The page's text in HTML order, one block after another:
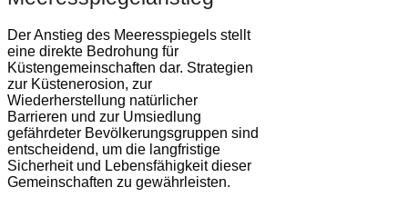
Der Anstieg des Meeresspiegels stellt
eine direkte Bedrohung für
Küstengemeinschaften dar. Strategien
zur Küstenerosion, zur
Wiederherstellung natürlicher
Barrieren und zur Umsiedlung
gefährdeter Bevölkerungsgruppen sind
entscheidend, um die langfristige
Sicherheit und Lebensfähigkeit dieser
Gemeinschaften zu gewährleisten.